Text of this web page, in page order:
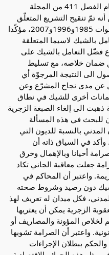
وقدّم قراءة قانونية تحليلية حول أحكام الفصل 411 من المجلة
تمّ تنقيح التشريع المتعلّق
بإصدار الشيك عديد المرات خلال سنوات 1985و1996و2007، مؤكّدا
بالشيك لاسيما المتعلقة
فضّل التعامل بالشيك على
ضمان خلاصه، مع تسليط
الى النتيجة المرجوّة أي
عن مدى نجاح المشرّع وعن
أخرى للشيك في نطاق
ذهبت الى إلغاء الصبغة الزجرية
للبحث في هذه المسألة
بالنسبة للديون التي
في السياق ذاته أن
أحيانا وبالإهمال وخرق
جعلت معاقبة الجاني تكاد
واعتبر أن المحاكم في
دون رصيد وشروط صحته
فكل ميدان له تعريف لهذ
الزجرية يمكن أن يعتريها
لخلاص المؤونة والمصاريف أو
واعتبر أن الصرامة تشوبها
ببطلان الإجراءات